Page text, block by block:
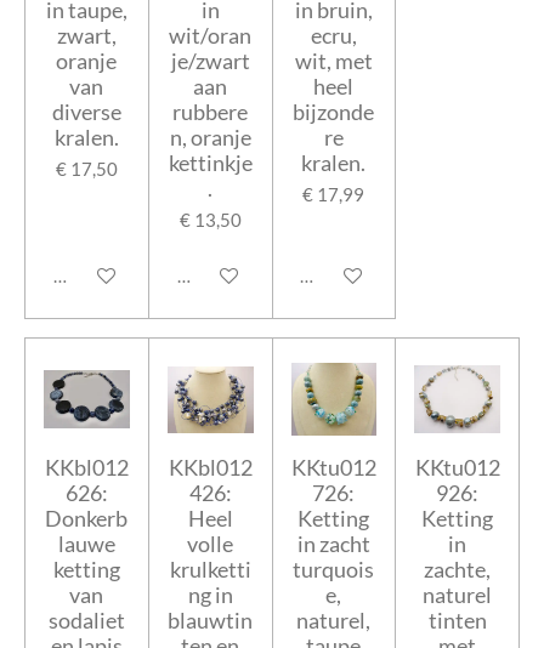
in taupe,
zwart,
oranje
van
diverse
kralen.
€ 17,50
In winkelwagen
in
wit/oran
je/zwart
aan
rubbere
n, oranje
kettinkje
.
€ 13,50
In winkelwagen
in bruin,
ecru,
wit, met
heel
bijzonde
re
kralen.
€ 17,99
In winkelwagen
KKbl012
626:
Donkerb
lauwe
ketting
van
sodaliet
KKbl012
426:
Heel
volle
krulketti
ng in
blauwtin
KKtu012
726:
Ketting
in zacht
turquois
e,
naturel,
KKtu012
926:
Ketting
in
zachte,
naturel
tinten